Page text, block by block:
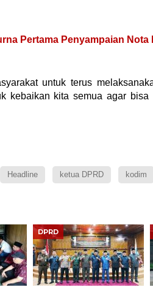
Pertama Penyampaian
untuk terus
kebaikan kita semua agar bisa
Headline ketua DPRD kodim
DPRD